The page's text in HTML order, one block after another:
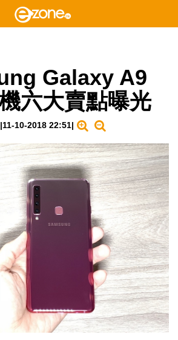
Galaxy A9
六大賣點曝光
|11-10-2018 22:51|